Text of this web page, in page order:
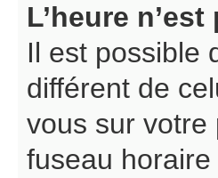
L’heure
Il est possible
différent de
vous sur votre
fuseau